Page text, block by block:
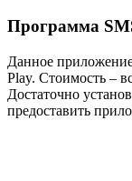
Программа
Данное
Play. Стоимость –
Достаточно
предоставить